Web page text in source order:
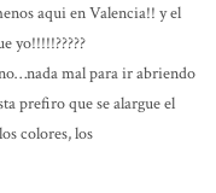
aqui en Valencia!! y el
yo!!!!!?????
mal para ir abriendo
prefiro que se alargue el
colores, los